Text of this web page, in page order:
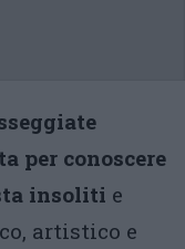
per conoscere
insoliti e
artistico e